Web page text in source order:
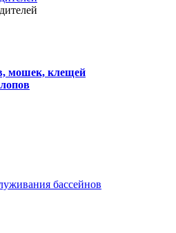
мошек, клещей
бассейнов